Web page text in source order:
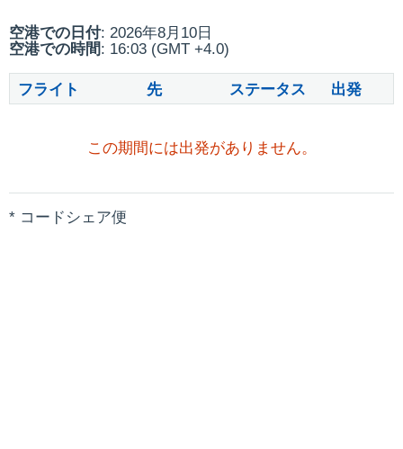
空港での日付: 2026年8月10日
空港での時間: 16:03 (GMT +4.0)
フライト 先 ステータス 出発
この期間には出発がありません。
* コードシェア便